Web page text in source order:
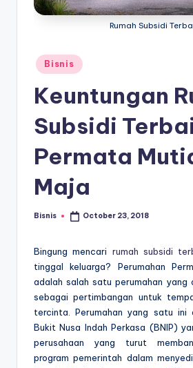
si
Rumah Subsidi
Posted
in
Bisnis
Keuntungan
Subsidi
Permata
Maja
Posted
Bisnis October 23, 2018
Bingung mencari rumah subsidi
tinggal keluarga? Perumahan
adalah salah satu perumahan yang
sebagai pertimbangan untuk
tercinta. Perumahan yang satu ini
Bukit Nusa Indah Perkasa (BNIP)
perusahaan yang turut
program pemerintah dalam